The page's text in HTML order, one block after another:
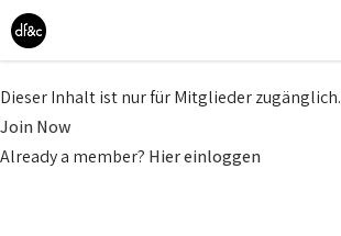
Dieser Inhalt ist nur für Mitglieder zugänglich.
Join Now
Already a member? Hier einloggen